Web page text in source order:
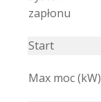
zapłonu
Start
Max moc (kW)